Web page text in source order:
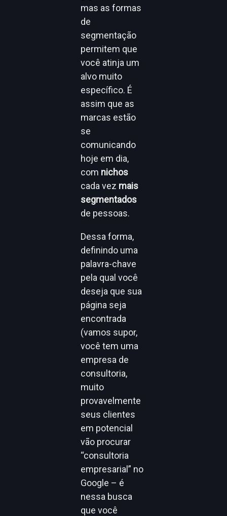
mas as formas
de
segmentação
permitem que
você atinja um
alvo muito
específico. É
assim que as
marcas estão
se
comunicando
hoje em dia,
com nichos
cada vez mais
segmentados
de pessoas.
Dessa forma,
definindo uma
palavra-chave
pela qual você
deseja que sua
página seja
encontrada
(vamos supor,
você tem uma
empresa de
consultoria,
muito
provavelmente
seus clientes
em potencial
vão procurar
“consultoria
empresarial” no
Google – é
nessa busca
que você